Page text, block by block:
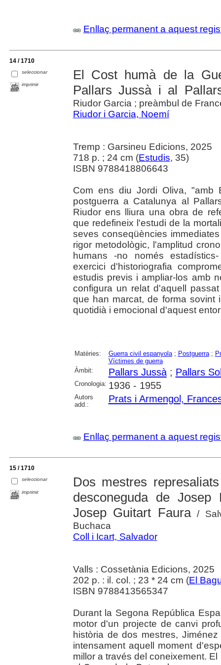
Enllaç permanent a aquest
14 / 1710
seleccionar
imprimir
El Cost humà de la
Pallars Jussà i al
Riudor Garcia ; preàmbul de
Riudor i Garcia, Noemí
Tremp : Garsineu Edicions, 2025
718 p. ; 24 cm (Estudis, 35)
ISBN 9788418806643
Com ens diu Jordi Oliva,
postguerra a Catalunya al
Riudor ens lliura una obra de
que redefineix l'estudi de la
seves conseqüències
rigor metodològic, l'amplitud
humans -no només
exercici d'historiografia
estudis previs i ampliar-los amb
configura un relat d'aquell
que han marcat, de forma sovint
quotidià i emocional d'aquest
Matèries: Guerra civil espanyola; Postguerra;
Víctimes de guerra
Àmbit:
Pallars Jussà; Pallars
Cronologia: 1936 - 1955
Autors
add.:
Prats i Armengol,
Enllaç permanent a aquest
15 / 1710
seleccionar
imprimir
Dos mestres
desconeguda de
Josep Guitart Faura/
Buchaca
Coll i Icart, Salvador
Valls : Cossetània Edicions, 2025
202 p. : il. col. ; 23 * 24 cm (El
ISBN 9788413565347
Durant la Segona República
motor d'un projecte de canvi
història de dos mestres,
intensament aquell moment
millor a través del coneixement.